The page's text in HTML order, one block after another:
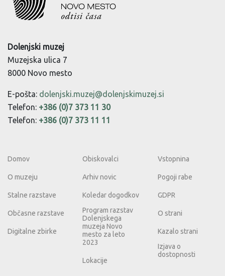
Dolenjski muzej
Muzejska ulica 7
8000 Novo mesto
E-pošta: dolenjski.muzej@dolenjskimuzej.si
Telefon: +386 (0)7 373 11 30
Telefon: +386 (0)7 373 11 11
Domov
O muzeju
Stalne razstave
Občasne razstave
Digitalne zbirke
Obiskovalci
Arhiv novic
Koledar dogodkov
Program razstav
Dolenjskega
muzeja Novo
mesto za leto
2023
Lokacije
Vstopnina
Pogoji rabe
GDPR
O strani
Kazalo strani
Izjava o
dostopnosti